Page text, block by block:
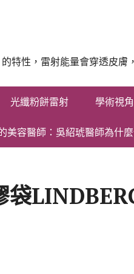
特性，雷射能量會穿透皮膚
光纖粉餅雷射 學術視
美容醫師：吳紹琥醫師為什
袋